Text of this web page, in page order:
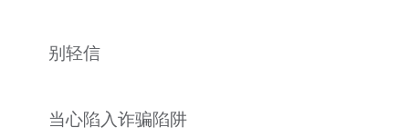
资料库
别轻信
当心陷入诈骗陷阱